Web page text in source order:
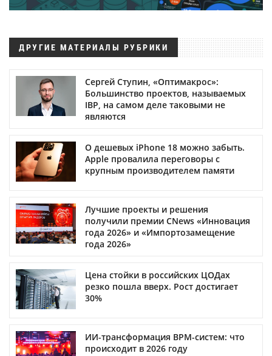
ДРУГИЕ МАТЕРИАЛЫ РУБРИКИ
Сергей Ступин, «Оптимакрос»:
Большинство проектов, называемых
IBP, на самом деле таковыми не
являются
О дешевых iPhone 18 можно забыть.
Apple провалила переговоры с
крупным производителем памяти
Лучшие проекты и решения
получили премии CNews «Инновация
года 2026» и «Импортозамещение
года 2026»
Цена стойки в российских ЦОДах
резко пошла вверх. Рост достигает
30%
ИИ-трансформация BPM-систем: что
происходит в 2026 году